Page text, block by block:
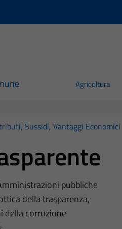
Agricoltura
Sussidi, Vantaggi Economici
pubbliche
della trasparenza,
della corruzione